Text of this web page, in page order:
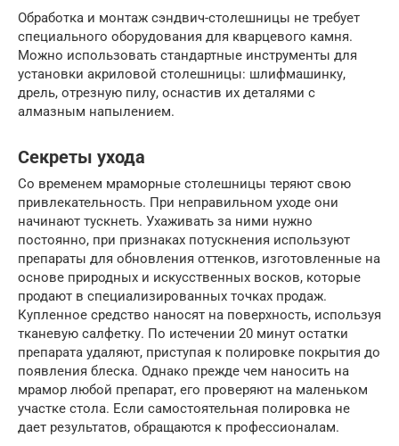
Обработка и монтаж сэндвич-столешницы не требует
специального оборудования для кварцевого камня.
Можно использовать стандартные инструменты для
установки акриловой столешницы: шлифмашинку,
дрель, отрезную пилу, оснастив их деталями с
алмазным напылением.
Секреты ухода
Со временем мраморные столешницы теряют свою
привлекательность. При неправильном уходе они
начинают тускнеть. Ухаживать за ними нужно
постоянно, при признаках потускнения используют
препараты для обновления оттенков, изготовленные на
основе природных и искусственных восков, которые
продают в специализированных точках продаж.
Купленное средство наносят на поверхность, используя
тканевую салфетку. По истечении 20 минут остатки
препарата удаляют, приступая к полировке покрытия до
появления блеска. Однако прежде чем наносить на
мрамор любой препарат, его проверяют на маленьком
участке стола. Если самостоятельная полировка не
дает результатов, обращаются к профессионалам.